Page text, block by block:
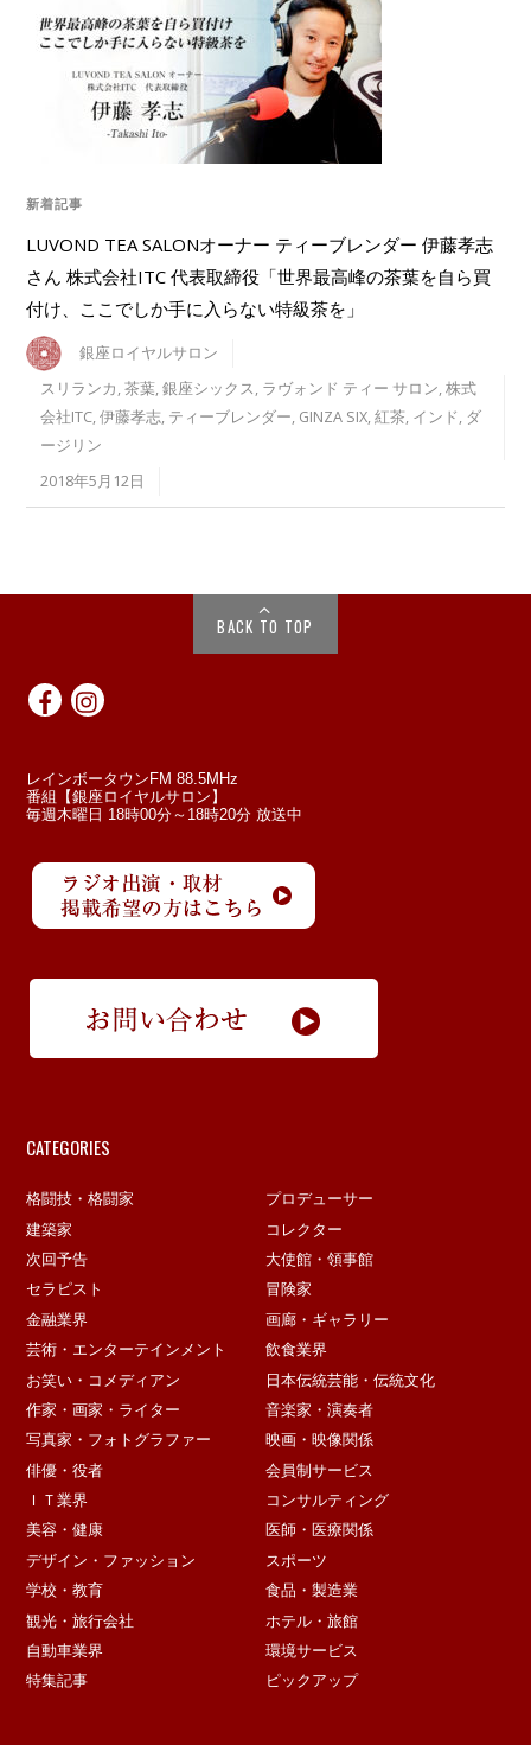
新着記事
LUVOND TEA SALONオーナー ティーブレンダー 伊藤孝志
さん 株式会社ITC 代表取締役「世界最高峰の茶葉を自ら買
付け、ここでしか手に入らない特級茶を」
銀座ロイヤルサロン
スリランカ,茶葉,銀座シックス, ラヴォンド ティー サロン,株式
会社ITC,伊藤孝志, ティーブレンダー, GINZA SIX,紅茶, インド, ダ
ージリン
2018年5月12日
BACK TO TOP
レインボータウンFM 88.5MHz
番組【銀座ロイヤルサロン】
毎週木曜日 18時00分～18時20分 放送中
CATEGORIES
格闘技・格闘家
プロデューサー
建築家
コレクター
次回予告
大使館・領事館
セラピスト
冒険家
金融業界
画廊・ギャラリー
芸術・エンターテインメント
飲食業界
お笑い・コメディアン
日本伝統芸能・伝統文化
作家・画家・ライター
音楽家・演奏者
写真家・フォトグラファー
映画・映像関係
俳優・役者
会員制サービス
ＩＴ業界
コンサルティング
美容・健康
医師・医療関係
デザイン・ファッション
スポーツ
学校・教育
食品・製造業
観光・旅行会社
ホテル・旅館
自動車業界
環境サービス
特集記事
ピックアップ